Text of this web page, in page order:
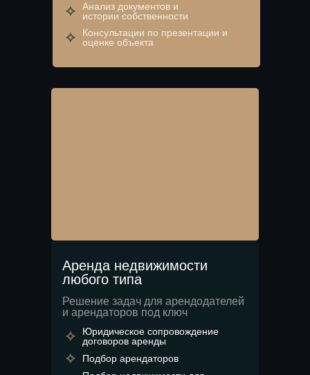
Юридическое сопровождение
договоров аренды
Подбор арендаторов
Консультации по презентации и
оценке объекта
Анализ документов и
истории собственности
Аренда недвижимости
любого типа
Решение задач для арендодателей
и арендаторов под ключ